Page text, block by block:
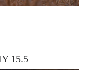
15.5